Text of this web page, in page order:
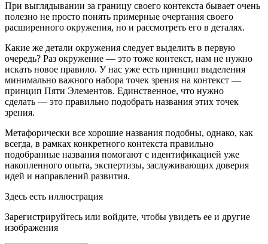
При выглядывании за границу своего контекста бывает очень
полезно не просто понять примерные очертания своего
расширенного окружения, но и рассмотреть его в деталях.
Какие же детали окружения следует выделить в первую
очередь? Раз окружение — это тоже контекст, нам не нужно
искать новое правило. У нас уже есть принцип выделения
минимально важного набора точек зрения на контекст —
принцип Пяти Элементов. Единственное, что нужно
сделать — это правильно подобрать названия этих точек
зрения.
Метафорически все хорошие названия подобны, однако, как
всегда, в рамках конкретного контекста правильно
подобранные названия помогают с идентификацией уже
накопленного опыта, экспертизы, заслуживающих доверия
идей и направлений развития.
Здесь есть иллюстрация
Зарегистрируйтесь или войдите, чтобы увидеть ее и другие
изображения